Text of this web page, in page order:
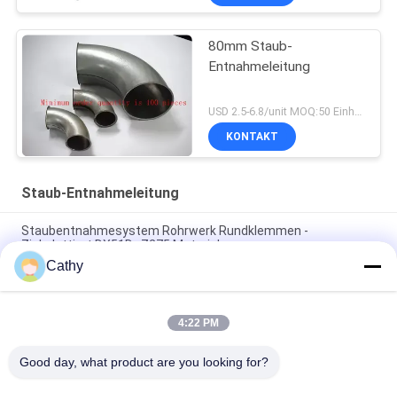
80mm Staub-
Entnahmeleitung
KONTAKT
Staub-Entnahmeleitung
Staubentnahmesystem Rohrwerk Rundklemmen -
Zinkplattiert DX51D+Z275 Material
Galvanisierte Runde Kegel Top Schornsteinkappe mit
Bildschirm Kamin Abgaskappe anpassen
Verzinkte Platten Staubentnahme Rohr Staubentnahme
Cathy
4:22 PM
Good day, what product are you looking for?